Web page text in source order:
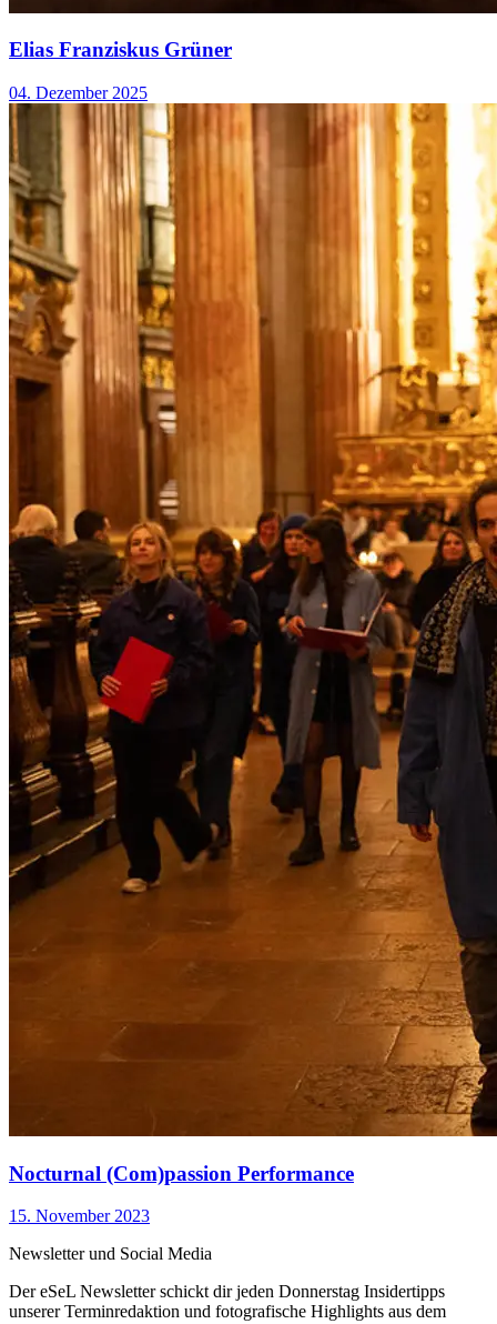
Elias Franziskus Grüner
04. Dezember 2025
Nocturnal (Com)passion Performance
15. November 2023
Newsletter und Social Media
Der eSeL Newsletter schickt dir jeden Donnerstag Insidertipps
unserer Terminredaktion und fotografische Highlights aus dem